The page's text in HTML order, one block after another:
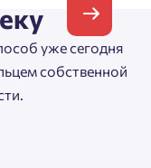
уже сегодня
собственной
Фамилия